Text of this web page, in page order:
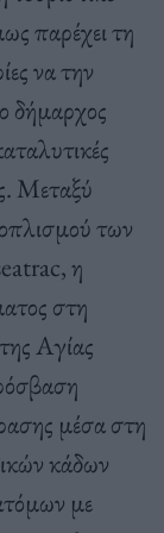
παρέχει τη
να την
δήμαρχος
Μεταξύ
των
η
στη
Αγίας
μέσα στη
κάδων
με